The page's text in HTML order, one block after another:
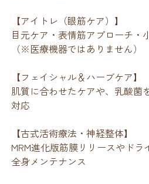
【アイトレ（眼筋ケア）】
目元ケア・表情筋アプローチ・
（※医療機器ではありません）
【フェイシャル＆ハーブケア】
肌質に合わせたケアや、乳酸菌
対応
【古式活術療法・神経整体】
MRM進化版筋膜リリースやドラ
全身メンテナンス